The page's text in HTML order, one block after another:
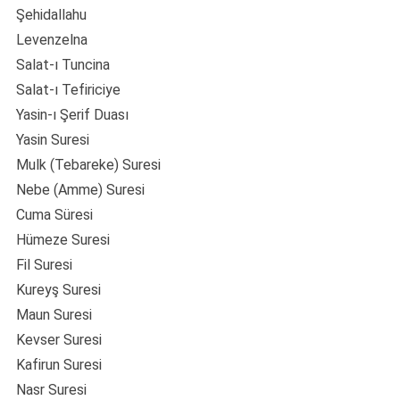
Şehidallahu
Levenzelna
Salat-ı Tuncina
Salat-ı Tefiriciye
Yasin-ı Şerif Duası
Yasin Suresi
Mulk (Tebareke) Suresi
Nebe (Amme) Suresi
Cuma Süresi
Hümeze Suresi
Fil Suresi
Kureyş Suresi
Maun Suresi
Kevser Suresi
Kafirun Suresi
Nasr Suresi